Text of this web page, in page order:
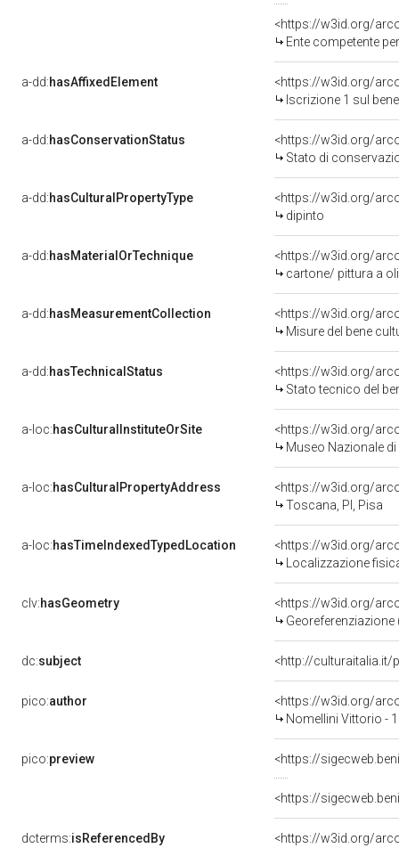
<https://w3id.org/
Ente competente
a-dd:hasAffixedElement
<https://w3id.org/
Iscrizione 1 sul
a-dd:hasConservationStatus
<https://w3id.org/
Stato di
a-dd:hasCulturalPropertyType
<https://w3id.org/
dipinto
a-dd:hasMaterialOrTechnique
<https://w3id.org/
cartone/ pittura a
a-dd:hasMeasurementCollection
<https://w3id.org/
Misure del bene
a-dd:hasTechnicalStatus
<https://w3id.org/
Stato tecnico del
a-loc:hasCulturalInstituteOrSite
<https://w3id.org/
Museo Nazionale
a-loc:hasCulturalPropertyAddress
<https://w3id.org/
Toscana, PI, Pisa
a-loc:hasTimeIndexedTypedLocation
<https://w3id.org/
Localizzazione
clv:hasGeometry
<https://w3id.org/
dc:subject <http://culturaitalia.it/
pico:author
<https://w3id.org/
Nomellini Vittorio -
pico:preview <https://
dcterms:isReferencedBy
<https://w3id.org/